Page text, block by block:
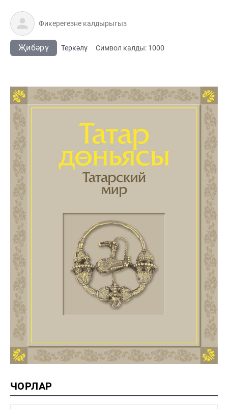
Җибәрү Теркәлү Cимвол калды: 1000
ЧОРЛАР